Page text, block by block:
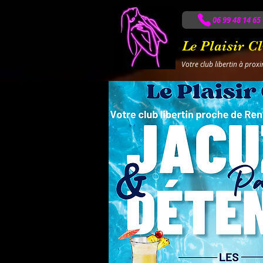
Le Plaisir
Votre club libertin à
06 99 48 14 65